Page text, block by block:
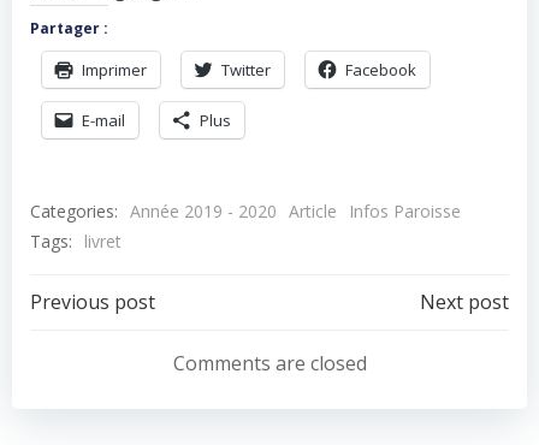
Partager :
Imprimer Twitter Facebook
E-mail Plus
Categories: Année 2019 - 2020 Article
Infos Paroisse
Tags:
livret
Navigation
l’article
Previous post
Navigation
de
l’article
Next post
Comments are closed